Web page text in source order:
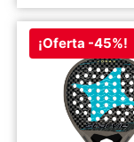
¡Oferta -45%!